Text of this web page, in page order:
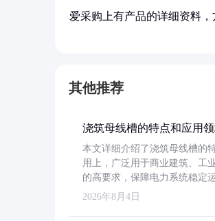
爱采购上有产品的详细资料
其他推荐
浇筑母线槽的特点和应用
本文详细介绍了浇筑母线槽的
用上，广泛用于商业建筑、工
的高要求，保障电力系统稳定运
2026年8月4日